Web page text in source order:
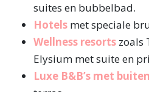
suites en bubbelbad.
Hotels met speciale
Wellness resorts zoals
Elysium met suite en
Luxe B&B’s met